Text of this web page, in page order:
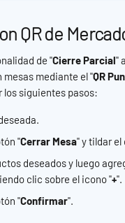
QR de
de "Cierre Parcial"
mediante el "QR
los siguientes pasos:
"Cerrar Mesa" y tildar el
deseados y luego
clic sobre el icono "+".
"Confirmar".